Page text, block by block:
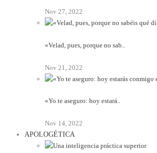
Nov 27, 2022
«Velad, pues, porque no sab..
Nov 21, 2022
«Yo te aseguro: hoy estará..
Nov 14, 2022
APOLOGÉTICA